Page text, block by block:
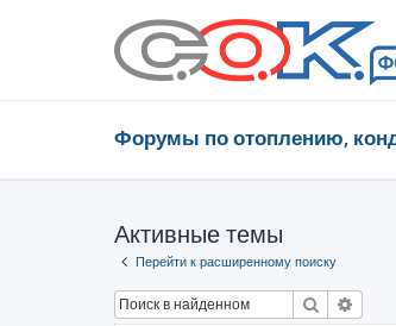
Форумы по отоплению,
Активные темы
Перейти к расширенному поиску
Поиск